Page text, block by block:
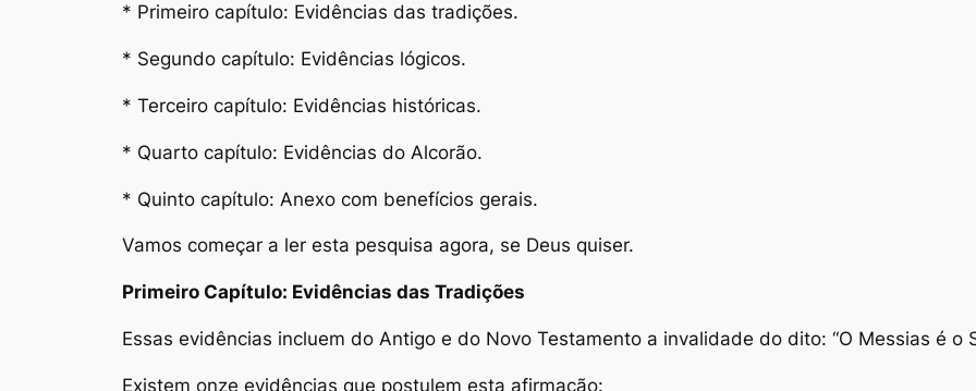
* Primeiro capítulo: Evidências das tradições.
* Segundo capítulo: Evidências lógicos.
* Terceiro capítulo: Evidências históricas.
* Quarto capítulo: Evidências do Alcorão.
* Quinto capítulo: Anexo com benefícios gerais.
Vamos começar a ler esta pesquisa agora, se Deus quiser.
Primeiro Capítulo: Evidências das Tradições
Essas evidências incluem do Antigo e do Novo Testamento a invalidade do dito: “O Messias é o
Existem onze evidências que postulem esta afirmação: